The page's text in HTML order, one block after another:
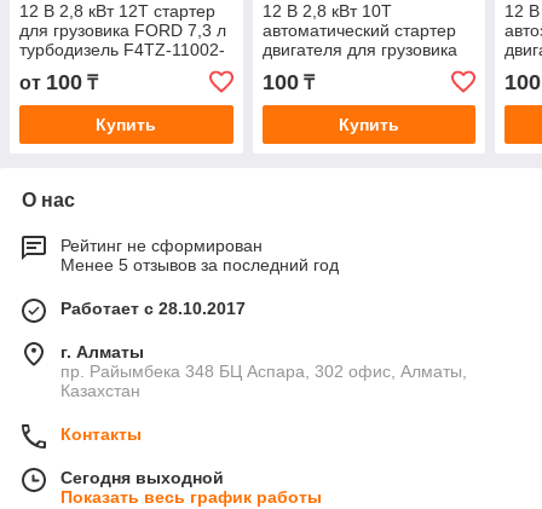
12 В 2,8 кВт 12T стартер
для грузовика FORD 7,3 л
турбодизель F4TZ-11002-
A F4TZ11002A 17578N
от 100 ₸
Купить
12 В 2,8 кВт 10T
автоматический стартер
двигателя для грузовика
Bedford TL1260 NSB532
26240 2-3188-2W
100₸
Купить
12
100
О нас
Рейтинг не сформирован
Менее 5 отзывов за последний год
Работает с 28.10.2017
г. Алматы
пр. Райымбека 348 БЦ Аспара, 302 офис, Алматы,
Казахстан
Контакты
Сегодня выходной
Показать весь график работы